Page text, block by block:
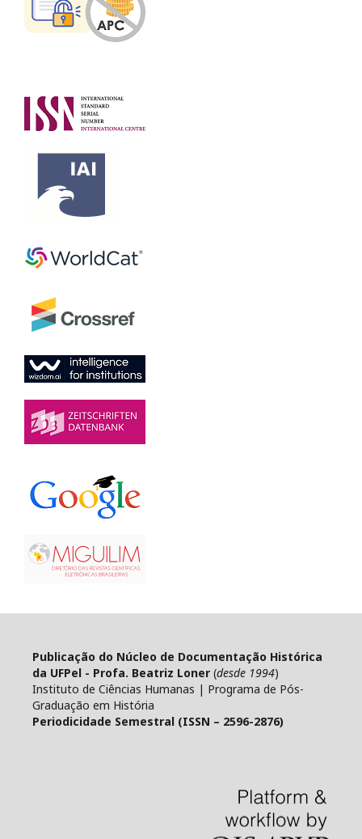
Publicação do Núcleo de Documentação Histórica
da UFPel - Profa. Beatriz Loner (desde 1994)
Instituto de Ciências Humanas | Programa de Pós-
Graduação em História
Periodicidade Semestral (ISSN – 2596-2876)